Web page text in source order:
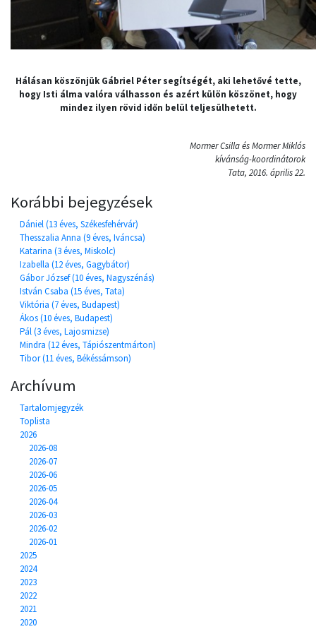
Hálásan köszönjük Gábriel Péter segítségét, aki lehetővé tette,
hogy Isti álma valóra válhasson és azért külön köszönet, hogy
mindez ilyen rövid időn belül teljesülhetett.
Mormer Csilla és Mormer Miklós
kívánság-koordinátorok
Tata, 2016. április 22.
Korábbi bejegyzések
Dániel (13 éves, Székesfehérvár)
Thesszalia Anna (9 éves, Iváncsa)
Katarina (3 éves, Miskolc)
Izabella (12 éves, Gagybátor)
Gábor József (10 éves, Nagyszénás)
István Csaba (15 éves, Tata)
Viktória (7 éves, Budapest)
Ákos (10 éves, Budapest)
Pál (3 éves, Lajosmizse)
Mindra (12 éves, Tápiószentmárton)
Tibor (11 éves, Békéssámson)
Archívum
Tartalomjegyzék
Toplista
2026
2026-08
2026-07
2026-06
2026-05
2026-04
2026-03
2026-02
2026-01
2025
2024
2023
2022
2021
2020